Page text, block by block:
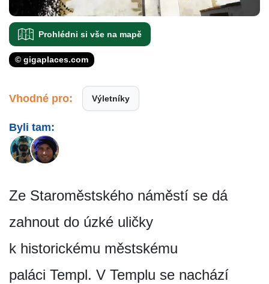
Prohlédni si vše na mapě
© gigaplaces.com
Vhodné pro: Výletníky
Byli tam:
Ze Staroměstského náměstí se dá
zahnout do úzké uličky
k historickému městskému
paláci Templ. V Templu se nachází